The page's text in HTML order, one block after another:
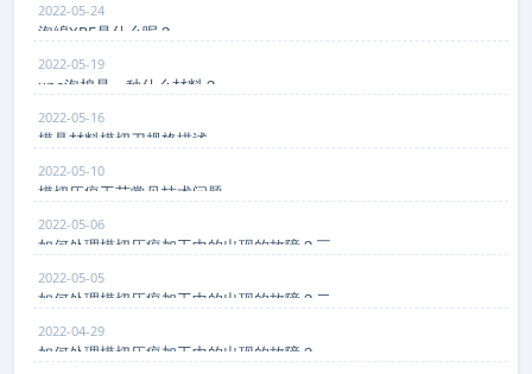
2022-05-24
泡绵XPE是什么呢？
2022-05-19
xpe泡棉是一种什么材料？
2022-05-16
模具材料模切刀规格描述
2022-05-10
模切压痕工艺常见技术问题
2022-05-06
如何处理模切压痕加工中的出现的故障？三
2022-05-05
如何处理模切压痕加工中的出现的故障？二
2022-04-29
如何处理模切压痕加工中的出现的故障？一